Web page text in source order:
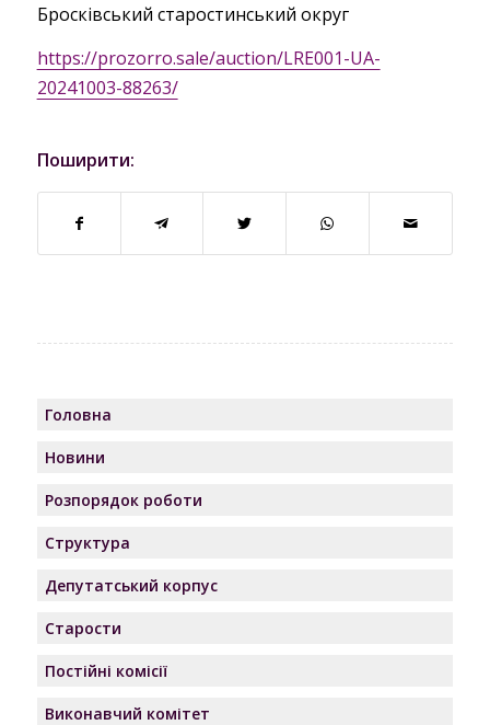
Бросківський старостинський округ
https://prozorro.sale/auction/LRE001-UA-
20241003-88263/
Поширити:
Головна
Новини
Розпорядок роботи
Структура
Депутатський корпус
Старости
Постійні комісії
Виконавчий комітет